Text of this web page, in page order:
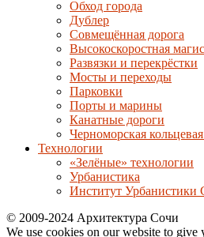
Обход города
Дублер
Совмещённая дорога
Высокоскоростная
Развязки и перекрёстки
Мосты и переходы
Парковки
Порты и марины
Канатные дороги
Черноморская
Технологии
«Зелёные» технологии
Урбанистика
Институт Урбанистики
© 2009-2024 Архитектура Сочи
We use cookies on our website to give